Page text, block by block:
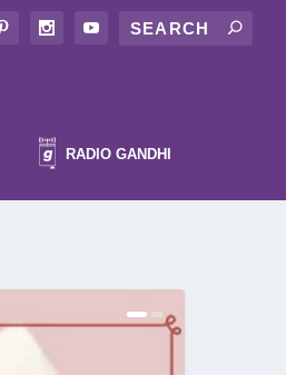
RADIO GANDHI